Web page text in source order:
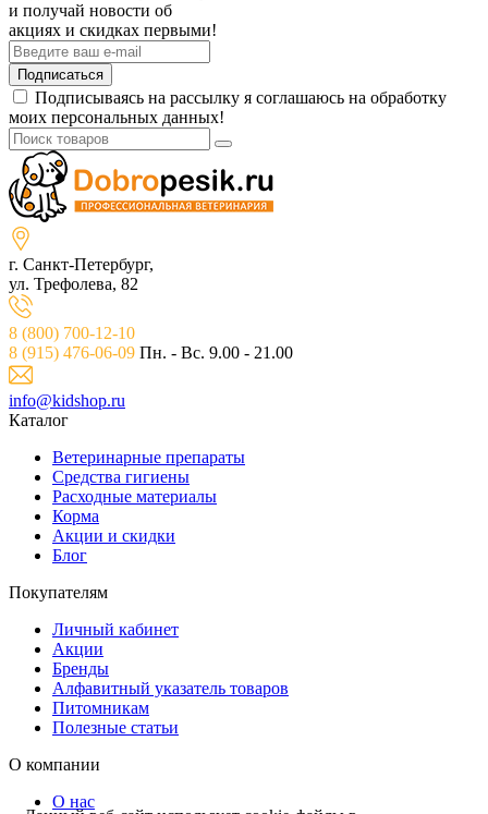
и получай новости об
акциях и скидках первыми!
Подписаться
Подписываясь на рассылку я соглашаюсь на обработку
моих персональных данных!
г. Санкт-Петербург,
ул. Трефолева, 82
8 (800) 700-12-10
8 (915) 476-06-09 Пн. - Вс. 9.00 - 21.00
info@kidshop.ru
Каталог
Ветeринарные препараты
Средства гигиены
Расходные материалы
Корма
Акции и скидки
Блог
Покупателям
Личный кабинет
Акции
Бренды
Алфавитный указатель товаров
Питомникам
Полезные статьи
О компании
О нас